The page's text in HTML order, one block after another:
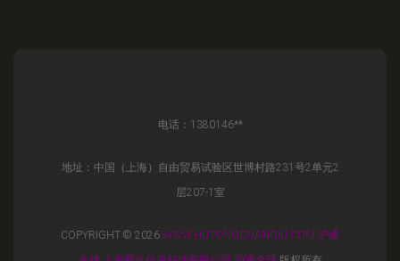
电话：1380146**
地址：中国（上海）自由贸易试验区世博村路231号2单元2
层207-1室
COPYRIGHT © 2026 WWW.HUTONGQUANQIU.COM 沪通